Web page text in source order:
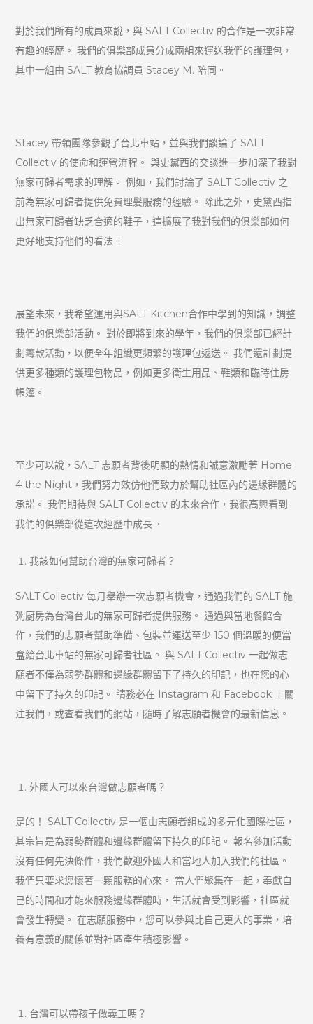
對於我們所有的成員來說，與 SALT Collectiv 的合作是一次非常
有趣的經歷。 我們的俱樂部成員分成兩組來運送我們的護理包，
其中一組由 SALT 教育協調員 Stacey M. 陪同。
Stacey 帶領團隊參觀了台北車站，並與我們談論了 SALT
Collectiv 的使命和運營流程。 與史黛西的交談進一步加深了我對
無家可歸者需求的理解。 例如，我們討論了 SALT Collectiv 之
前為無家可歸者提供免費理髮服務的經驗。 除此之外，史黛西指
出無家可歸者缺乏合適的鞋子，這擴展了我對我們的俱樂部如何
更好地支持他們的看法。
展望未來，我希望運用與SALT Kitchen合作中學到的知識，調整
我們的俱樂部活動。 對於即將到來的學年，我們的俱樂部已經計
劃籌款活動，以便全年組織更頻繁的護理包遞送。 我們還計劃提
供更多種類的護理包物品，例如更多衛生用品、鞋類和臨時住房
帳篷。
至少可以說，SALT 志願者背後明顯的熱情和誠意激勵著 Home
4 the Night，我們努力效仿他們致力於幫助社區內的邊緣群體的
承諾。 我們期待與 SALT Collectiv 的未來合作，我很高興看到
我們的俱樂部從這次經歷中成長。
我該如何幫助台灣的無家可歸者？
SALT Collectiv 每月舉辦一次志願者機會，通過我們的 SALT 施
粥廚房為台灣台北的無家可歸者提供服務。 通過與當地餐館合
作，我們的志願者幫助準備、包裝並運送至少 150 個溫暖的便當
盒給台北車站的無家可歸者社區。 與 SALT Collectiv 一起做志
願者不僅為弱勢群體和邊緣群體留下了持久的印記，也在您的心
中留下了持久的印記。 請務必在 Instagram 和 Facebook 上關
注我們，或查看我們的網站，隨時了解志願者機會的最新信息。
外國人可以來台灣做志願者嗎？
是的！ SALT Collectiv 是一個由志願者組成的多元化國際社區，
其宗旨是為弱勢群體和邊緣群體留下持久的印記。 報名參加活動
沒有任何先決條件，我們歡迎外國人和當地人加入我們的社區。
我們只要求您懷著一顆服務的心來。 當人們聚集在一起，奉獻自
己的時間和才能來服務邊緣群體時，生活就會受到影響，社區就
會發生轉變。 在志願服務中，您可以參與比自己更大的事業，培
養有意義的關係並對社區產生積極影響。
台灣可以帶孩子做義工嗎？